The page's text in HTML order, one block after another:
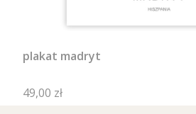
plakat madryt
Cena
49,00 zł